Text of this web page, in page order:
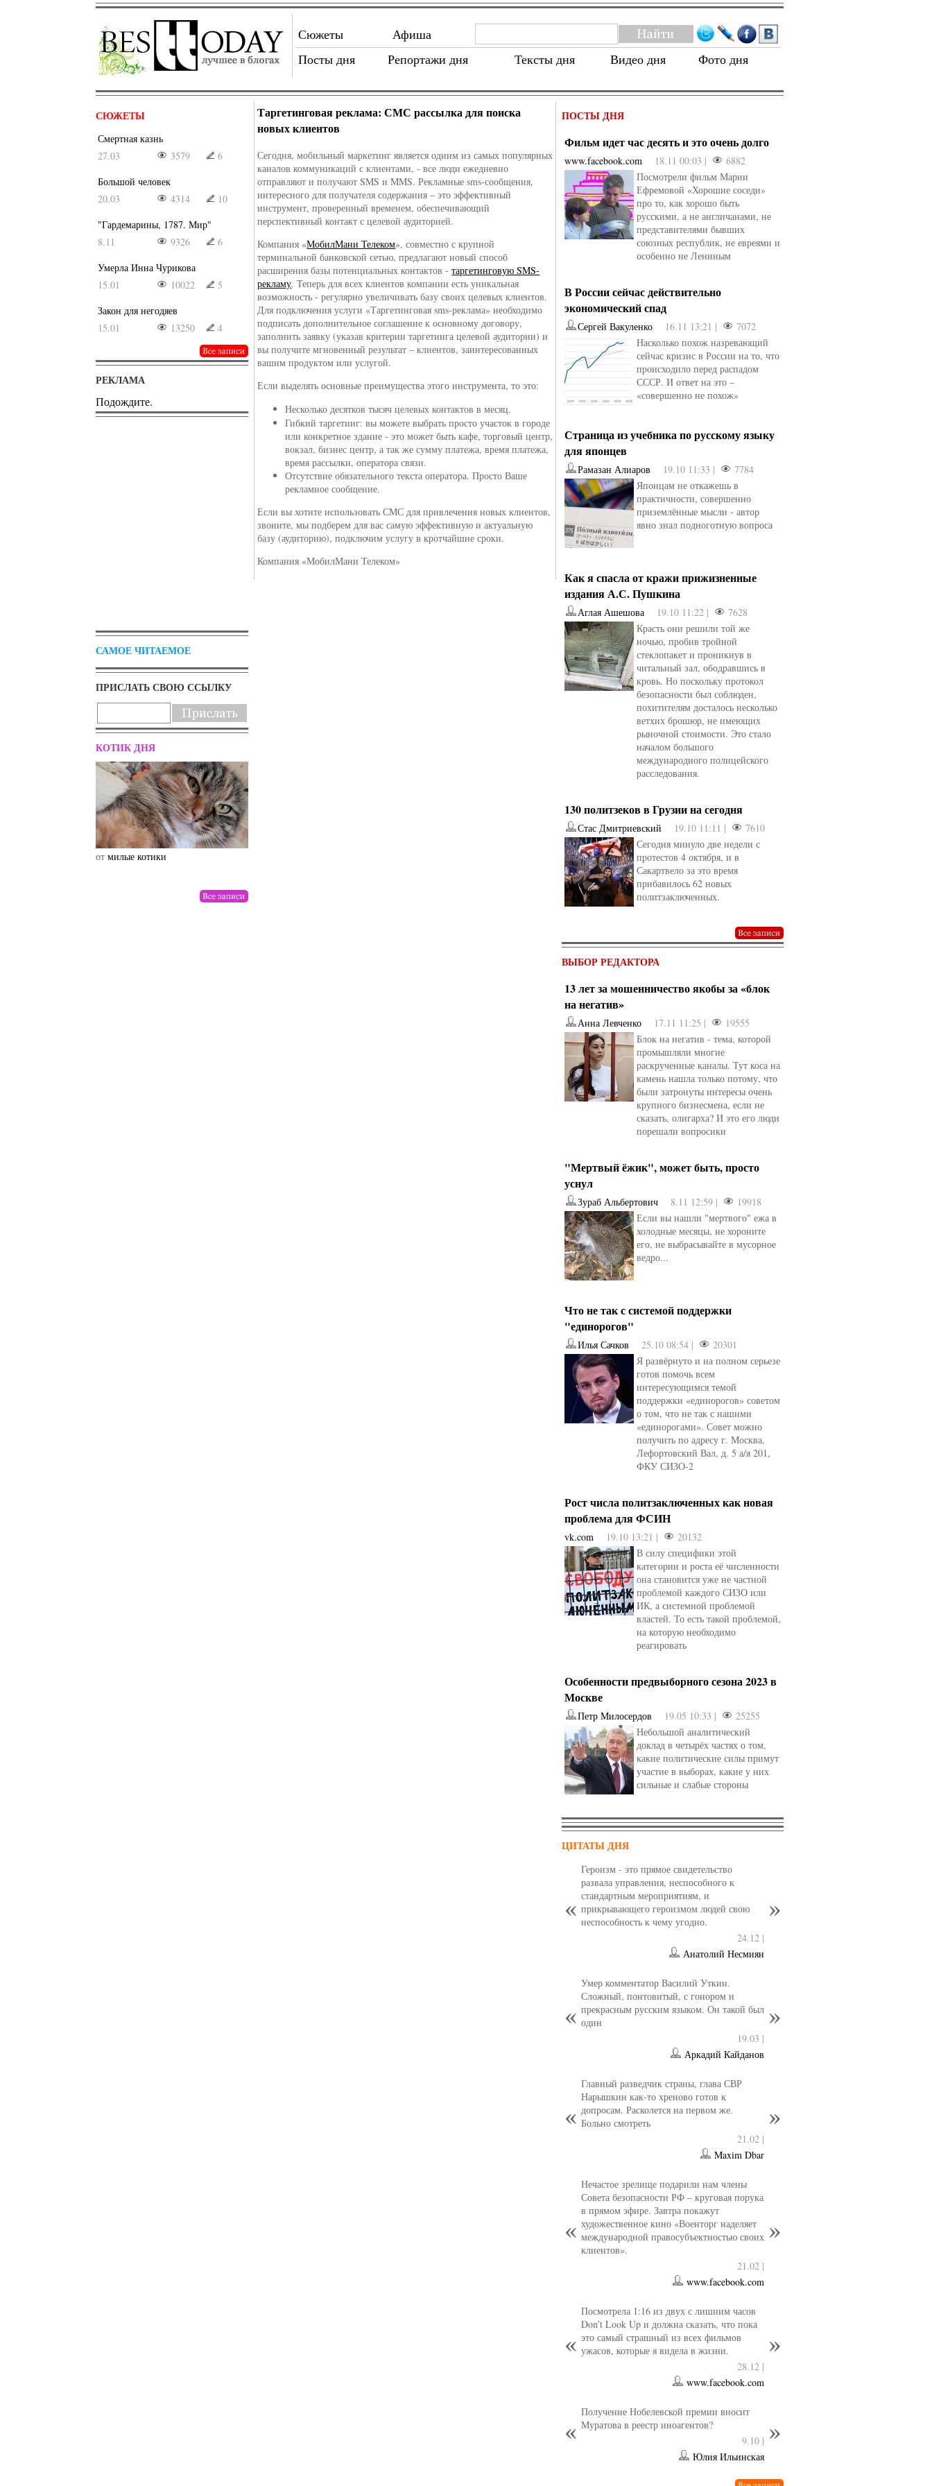
Сюжеты
Афиша
Посты дня
Репортажи дня Тексты дня Видео дня Фото дня
СЮЖЕТЫ
Смертная казнь
27.03
3579
6
Большой человек
20.03
4314
10
"Гардемарины, 1787. Мир"
8.11
9326
6
Умерла Инна Чурикова
15.01
10022
5
Закон для негодяев
15.01
13250 4
РЕКЛАМА
Подождите.
САМОЕ ЧИТАЕМОЕ
ПРИСЛАТЬ СВОЮ ССЫЛКУ
КОТИК ДНЯ
отмилые котики от Ирина Иновели от kotyaravesel
Таргетинговая реклама: СМС рассылка для поиска
новых клиентов
Сегодня, мобильный маркетинг является одним из самых популярных
каналов коммуникаций с клиентами, - все люди ежедневно
отправляют и получают SMS и MMS. Рекламные sms-сообщения,
интересного для получателя содержания – это эффективный
инструмент, проверенный временем, обеспечивающий
перспективный контакт с целевой аудиторией.
Компания «МобилМани Телеком», совместно с крупной
терминальной банковской сетью, предлагают новый способ
расширения базы потенциальных контактов -таргетинговую SMS-
рекламу. Теперь для всех клиентов компании есть уникальная
возможность - регулярно увеличивать базу своих целевых клиентов.
Для подключения услуги «Таргетинговая sms-реклама» необходимо
подписать дополнительное соглашение к основному договору,
заполнить заявку (указав критерии таргетинга целевой аудитории) и
вы получите мгновенный результат – клиентов, заинтересованных
вашим продуктом или услугой.
Если выделять основные преимущества этого инструмента, то это:
Несколько десятков тысяч целевых контактов в месяц.
Гибкий таргетинг: вы можете выбрать просто участок в городе
или конкретное здание - это может быть кафе, торговый центр,
вокзал, бизнес центр, а так же сумму платежа, время платежа,
время рассылки, оператора связи.
Отсутствие обязательного текста оператора. Просто Ваше
рекламное сообщение.
Если вы хотите использовать СМС для привлечения новых клиентов,
звоните, мы подберем для вас самую эффективную и актуальную
базу (аудиторию), подключим услугу в кротчайшие сроки.
Компания «МобилМани Телеком»
ПОСТЫ ДНЯ
Фильм идет час десять и это очень долго
www.facebook.com 18.11 00:03 |
6882
Посмотрели фильм Марии
Ефремовой «Хорошие соседи»
про то, как хорошо быть
русскими, а не англичанами, не
представителями бывших
союзных республик, не евреями и
особенно не Лениным
В России сейчас действительно
экономический спад
Сергей Вакуленко 16.11 13:21 |
7072
Насколько похож назревающий
сейчас кризис в России на то, что
происходило перед распадом
СССР. И ответ на это –
«совершенно не похож»
Страница из учебника по русскому языку
для японцев
Рамазан Алиаров 19.10 11:33 |
7784
Японцам не откажешь в
практичности, совершенно
приземлённые мысли - автор
явно знал подноготную вопроса
Как я спасла от кражи прижизненные
издания А.С. Пушкина
Аглая Ашешова 19.10 11:22 |
7628
Красть они решили той же
ночью, пробив тройной
стеклопакет и проникнув в
читальный зал, ободравшись в
кровь. Но поскольку протокол
безопасности был соблюден,
похитителям досталось несколько
ветхих брошюр, не имеющих
рыночной стоимости. Это стало
началом большого
международного полицейского
расследования.
130 политзеков в Грузии на сегодня
Стас Дмитриевский 19.10 11:11 |
7610
Сегодня минуло две недели с
протестов 4 октября, и в
Сакартвело за это время
прибавилось 62 новых
политзаключенных.
ВЫБОР РЕДАКТОРА
13 лет за мошенничество якобы за «блок
на негатив»
Анна Левченко 17.11 11:25 |
19555
Блок на негатив - тема, которой
промышляли многие
раскрученные каналы. Тут коса на
камень нашла только потому, что
были затронуты интересы очень
крупного бизнесмена, если не
сказать, олигарха? И это его люди
порешали вопросики
"Мертвый ёжик", может быть, просто
уснул
Зураб Альбертович 8.11 12:59 |
19918
Если вы нашли "мертвого" ежа в
холодные месяцы, не хороните
его, не выбрасывайте в мусорное
ведро...
Что не так с системой поддержки
"единорогов"
Илья Сачков 25.10 08:54 |
20301
Я развёрнуто и на полном серьезе
готов помочь всем
интересующимся темой
поддержки «единорогов» советом
о том, что не так с нашими
«единорогами». Совет можно
получить по адресу г. Москва,
Лефортовский Вал, д. 5 а/я 201,
ФКУ СИЗО-2
Рост числа политзаключенных как новая
проблема для ФСИН
vk.com 19.10 13:21 |
20132
В силу специфики этой
категории и роста её численности
она становится уже не частной
проблемой каждого СИЗО или
ИК, а системной проблемой
властей. То есть такой проблемой,
на которую необходимо
реагировать
Особенности предвыборного сезона 2023 в
Москве
Петр Милосердов 19.05 10:33 |
25255
Небольшой аналитический
доклад в четырёх частях о том,
какие политические силы примут
участие в выборах, какие у них
сильные и слабые стороны
ЦИТАТЫ ДНЯ
Героизм - это прямое свидетельство
развала управления, неспособного к
стандартным мероприятиям, и
прикрывающего героизмом людей свою
неспособность к чему угодно.
24.12 |
Анатолий Несмиян
Умер комментатор Василий Уткин.
Сложный, понтовитый, с гонором и
прекрасным русским языком. Он такой был
один
19.03 |
Аркадий Кайданов
Главный разведчик страны, глава СВР
Нарышкин как-то хреново готов к
допросам. Расколется на первом же.
Больно смотреть
21.02 |
Maxim Dbar
Нечастое зрелище подарили нам члены
Совета безопасности РФ – круговая порука
в прямом эфире. Завтра покажут
художественное кино «Военторг наделяет
международной правосубъектностью своих
клиентов».
21.02 |
www.facebook.com
Посмотрела 1:16 из двух с лишним часов
Don’t Look Up и должна сказать, что пока
это самый страшный из всех фильмов
ужасов, которые я видела в жизни.
28.12 |
www.facebook.com
Получение Нобелевской премии вносит
Муратова в реестр иноагентов?
9.10 |
Юлия Ильинская